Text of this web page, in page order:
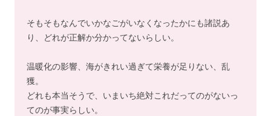
そもそもなんでいかなごがいなくなったかにも諸説あ
り、どれが正解か分かってないらしい。
温暖化の影響、海がきれい過ぎて栄養が足りない、乱
獲。
どれも本当そうで、いまいち絶対これだってのがないっ
てのが事実らしい。